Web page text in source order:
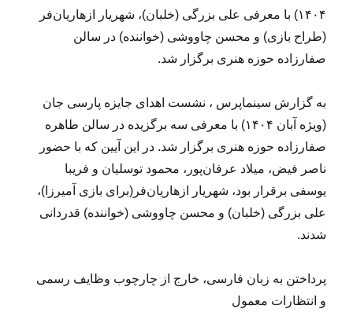
۱۴۰۴) با معرفی علی بزرگی (خلبان)، شهریار ازهاریان‌فر
(طراح بازی) و محسن چاووشی (خواننده) در سالن
صفارزاده حوزه هنری برگزار شد.
به گزارش سینماپرس ، نشست اهدای جایزه پارسی جان
(ویژه آبان ۱۴۰۴) با معرفی سه برگزیده در سالن طاهره
صفارزاده حوزه هنری برگزار شد. در این آیین که با حضور
ناصر فیض، میلاد عرفان‌پور، محمود توسلیان و فریبا
یوسفی برقرار بود، شهریار ازهاریان‌فر(برای بازی آمیرزا)،
علی بزرگی (خلبان) و محسن چاووشی (خواننده) قدردانی
شدند.
پرداختن به زبان فارسی، خارج از چارچوب وظایف رسمی
و انتظارات معمول